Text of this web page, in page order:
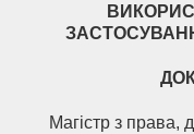
Магістр з права,